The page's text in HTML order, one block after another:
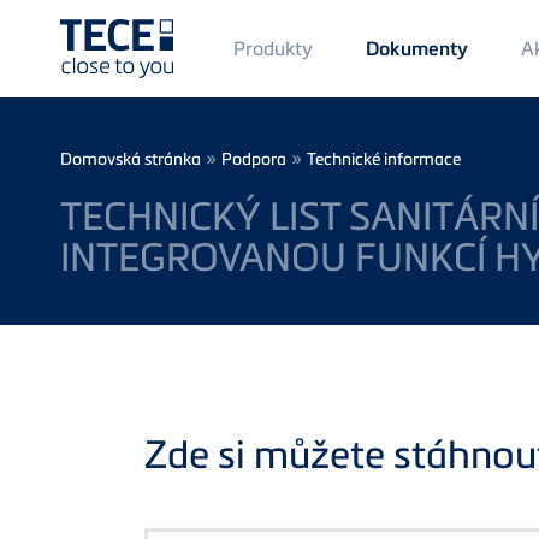
Main
Menü
1
Produkty Dokumenty
Breadcrumb
Domovská stránka » Podpora » Technické informace
TECHNICKÝ LIST
INTEGROVANOU FUNKCÍ
Zde si můžete